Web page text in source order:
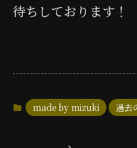
待ちしております！
made by mizuki 過去